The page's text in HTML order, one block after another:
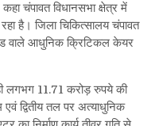
चंपावत विधानसभा क्षेत्र में
है। जिला चिकित्सालय चंपावत
वाले आधुनिक क्रिटिकल केयर
लगभग 11.71 करोड़ रुपये की
द्वितीय तल पर अत्याधुनिक